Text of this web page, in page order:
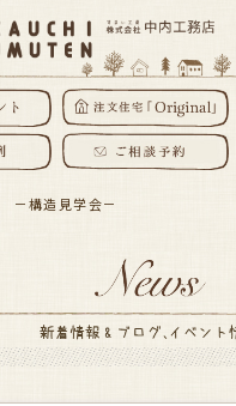
－構造見学会－